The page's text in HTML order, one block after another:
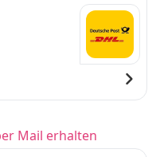
Mail erhalten